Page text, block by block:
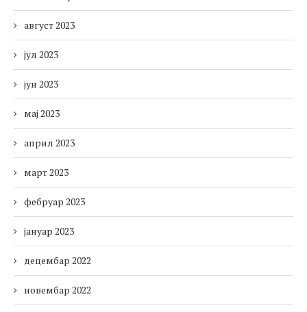
август 2023
јул 2023
јун 2023
мај 2023
април 2023
март 2023
фебруар 2023
јануар 2023
децембар 2022
новембар 2022